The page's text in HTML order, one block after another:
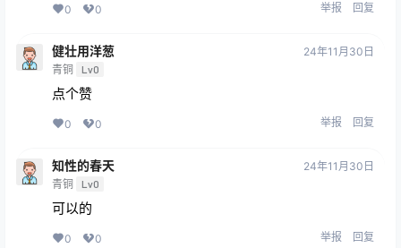
0 0 举报 回复
健壮用洋葱
青铜 Lv0
24年11月30日
点个赞
0 0 举报 回复
知性的春天
青铜 Lv0
24年11月30日
可以的
0 0 举报 回复